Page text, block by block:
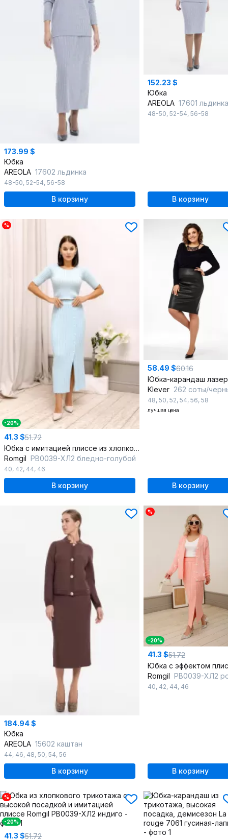
173.99 $
Юбка
AREOLA 17602 льдинка
48-50, 52-54, 56-58
В корзину
152.23 $
Юбка
AREOLA 17601 льдинка
48-50, 52-54, 56-58
В корзину
%
-20%
41.3 $51.72
Юбка с имитацией плиссе из хлопкового трикотажа
Romgil РВ0039-ХЛ2 бледно-голубой
40, 42, 44, 46
В корзину
58.49 $60.16
Klever 262 соты/
48, 50, 52, 54, 56, 58
лучшая цена
В корзину
184.94 $
Юбка
AREOLA 15602 каштан
44, 46, 48, 50, 54, 56
В корзину
%
-20%
41.3 $51.72
Romgil РВ0039-ХЛ2
40, 42, 44, 46
В корзину
%
-20%
41.3 $51.72